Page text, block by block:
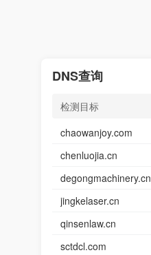
DNS查询
检测目标
chaowanjoy.com
chenluojia.cn
degongmachinery.cn
jingkelaser.cn
qinsenlaw.cn
sctdcl.com